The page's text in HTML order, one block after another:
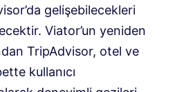
gelişebilecekleri
Viator’un yeniden
TripAdvisor, otel ve
kullanıcı